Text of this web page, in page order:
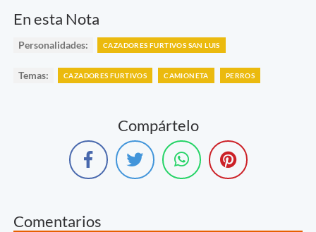
En esta Nota
Personalidades: CAZADORES FURTIVOS SAN LUIS
Temas: CAZADORES FURTIVOS CAMIONETA PERROS
Compártelo
Comentarios